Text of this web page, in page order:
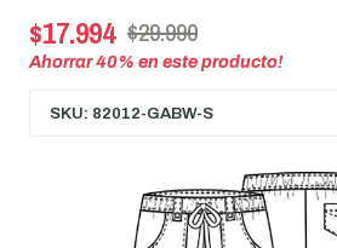
$17.994 $29.990
Ahorrar40% en este producto!
SKU: 82012-GABW-S